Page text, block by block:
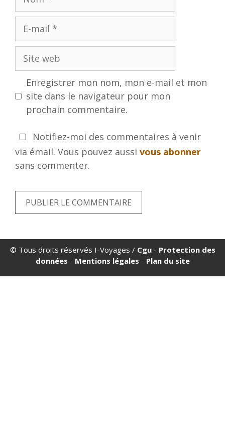
mail
Site
web
Enregistrer mon nom, mon e-mail et mon
site dans le navigateur pour mon
prochain commentaire.
Notifiez-moi des commentaires à venir
via émail. Vous pouvez aussi vous abonner
sans commenter.
© Tous droits réservés I-Voyages / Cgu- Protection des
données - Mentions légales - Plan du site